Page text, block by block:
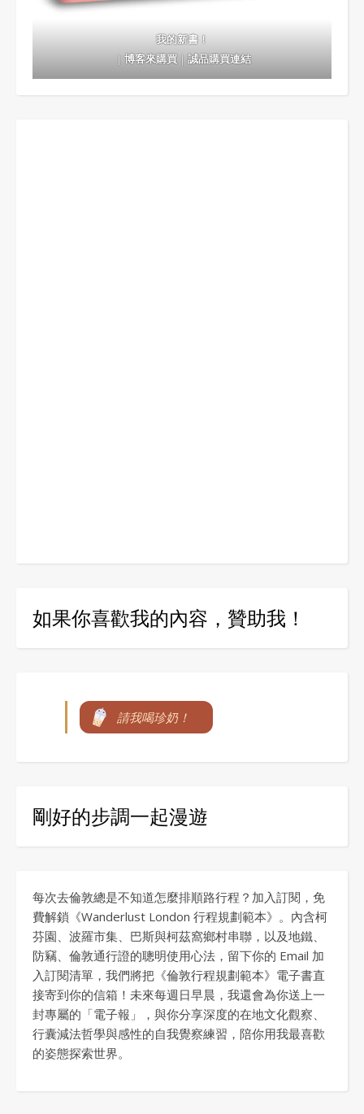
我的新書！
｜博客來購買｜誠品購買連結
如果你喜歡我的內容，贊助我！
請我喝珍奶！
剛好的步調一起漫遊
每次去倫敦總是不知道怎麼排順路行程？加入訂閱，免
費解鎖《Wanderlust London 行程規劃範本》。內含柯
芬園、波羅市集、巴斯與柯茲窩鄉村串聯，以及地鐵、
防竊、倫敦通行證的聰明使用心法，留下你的 Email 加
入訂閱清單，我們將把《倫敦行程規劃範本》電子書直
接寄到你的信箱！未來每週日早晨，我還會為你送上一
封專屬的「電子報」，與你分享深度的在地文化觀察、
行囊減法哲學與感性的自我覺察練習，陪你用我最喜歡
的姿態探索世界。